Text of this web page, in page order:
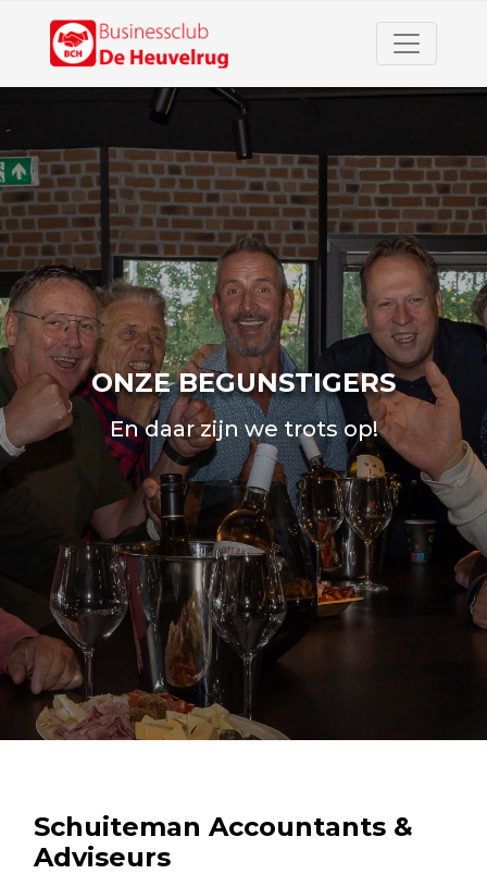
ONZE BEGUNSTIGERS
En daar zijn we trots op!
Schuiteman Accountants &
Adviseurs